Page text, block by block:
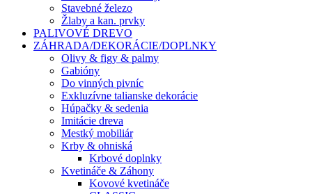
Stavebné železo
Žlaby a kan. prvky
PALIVOVÉ DREVO
ZÁHRADA/DEKORÁCIE/DOPLNKY
Olivy & figy & palmy
Gabióny
Do vinných pivníc
Exkluzívne talianske dekorácie
Húpačky & sedenia
Imitácie dreva
Mestký mobiliár
Krby & ohniská
Krbové doplnky
Kvetináče & Záhony
Kovové kvetináče